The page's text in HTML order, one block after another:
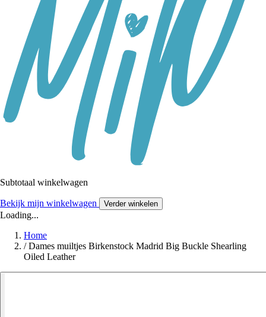
Subtotaal winkelwagen
Bekijk mijn winkelwagen Verder winkelen
Loading...
Home
/ Dames muiltjes Birkenstock Madrid Big Buckle Shearling
Oiled Leather